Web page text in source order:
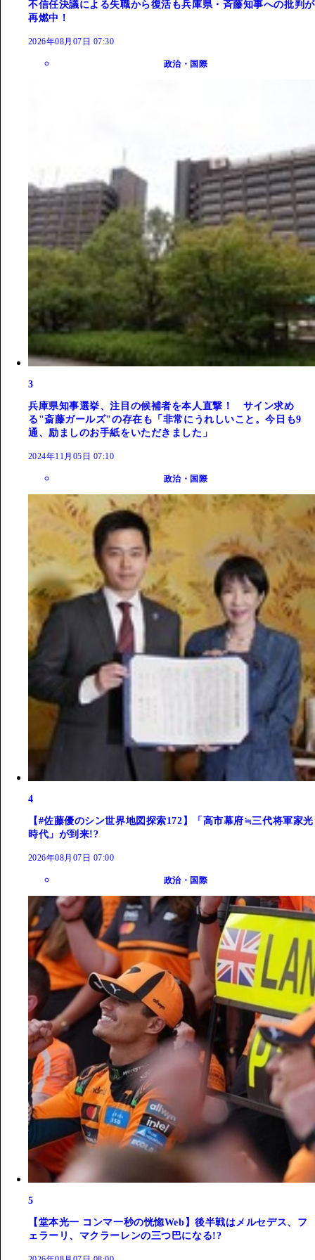
不信任決議による失職から復活も兵庫県・斉藤知事への批判が
再燃中！
2026年08月07日 07:30
政治・国際
3
兵庫県知事選挙、注目の候補者を本人直撃！ サイン求め
る"斎藤ガールズ"の存在も「非常にうれしいこと。今日も9
通、励ましのお手紙をいただきました」
2024年11月05日 07:10
政治・国際
4
【#佐藤優のシン世界地図探索172】「高市幕府≒三代将軍家光
時代」が到来!?
2026年08月07日 07:00
政治・国際
5
【堂本光一 コンマ一秒の恍惚Web】後半戦はメルセデス、フ
ェラーリ、マクラーレンの三つ巴になる!?